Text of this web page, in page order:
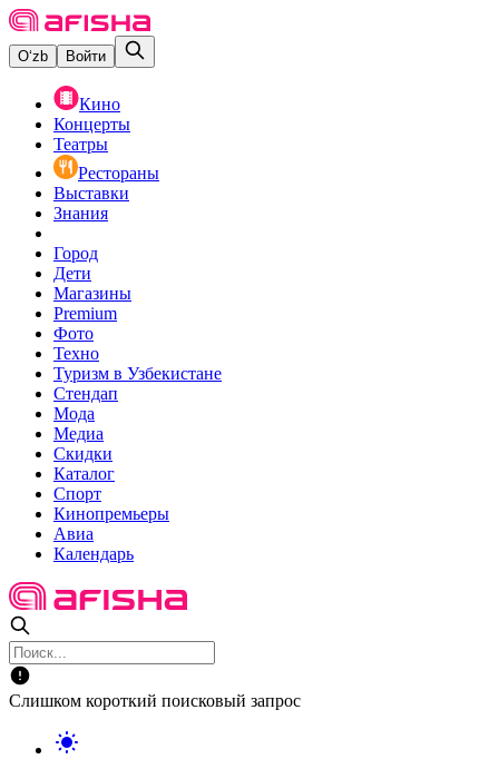
O‘zb Войти
Кино
Концерты
Театры
Рестораны
Выставки
Знания
Город
Дети
Магазины
Premium
Фото
Техно
Туризм в Узбекистане
Стендап
Мода
Медиа
Скидки
Каталог
Спорт
Кинопремьеры
Авиа
Календарь
Слишком короткий поисковый запрос